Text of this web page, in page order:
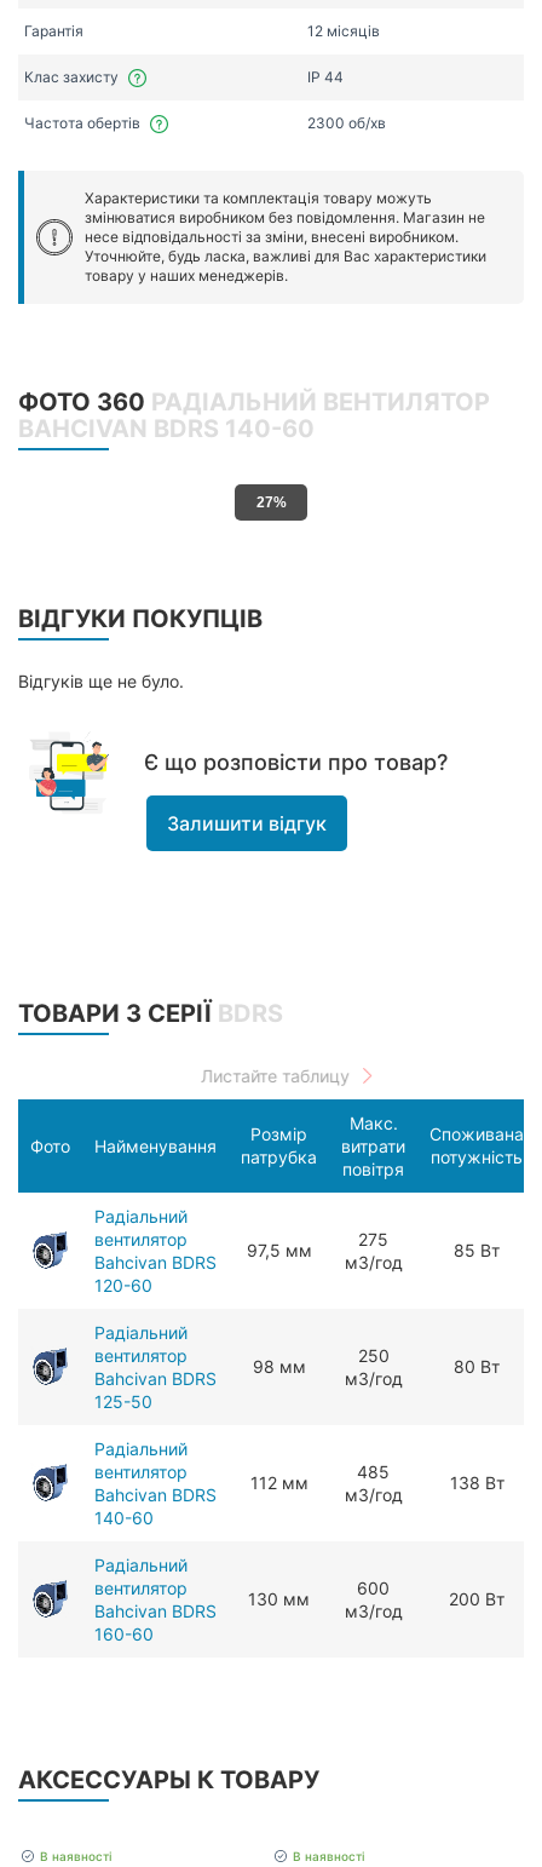
Гарантія 12 місяців
Клас захисту IP 44
Частота обертів 2300 об/хв
Характеристики та комплектація товару можуть
змінюватися виробником без повідомлення. Магазин не
несе відповідальності за зміни, внесені виробником.
Уточнюйте, будь ласка, важливі для Вас характеристики
товару у наших менеджерів.
ФОТО 360 РАДІАЛЬНИЙ ВЕНТИЛЯТОР
BAHCIVAN BDRS 140-60
31%
ВІДГУКИ ПОКУПЦІВ
Відгуків ще не було.
Є що розповісти про товар?
Залишити відгук
ТОВАРИ З СЕРІЇ BDRS
Фото Найменування
Розмір
патрубка
Макс.
витрати
повітря
Споживана
потужність
Радіальний
вентилятор
Bahcivan BDRS
120-60
97,5 мм
275
мЗ/год
85 Вт
Радіальний
вентилятор
Bahcivan BDRS
125-50
98 мм
250
мЗ/год
80 Вт
Радіальний
вентилятор
Bahcivan BDRS
140-60
112 мм
485
мЗ/год
138 Вт
Радіальний
вентилятор
Bahcivan BDRS
160-60
130 мм
600
мЗ/год
200 Вт
АКСЕССУАРЫ К ТОВАРУ
В наявності В наявності